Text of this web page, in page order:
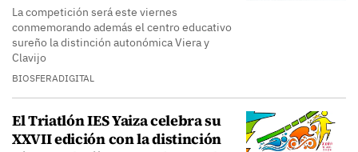
La competición será este viernes
conmemorando además el centro educativo
sureño la distinción autonómica Viera y
Clavijo
BIOSFERADIGITAL
El Triatlón IES Yaiza celebra su
XXVII edición con la distinción